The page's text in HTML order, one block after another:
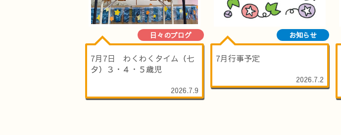
日々のブログ
7月7日 わくわくタイム（七
夕）３・４・５歳児
2026.7.9
お知らせ
7月行事予定
2026.7.2